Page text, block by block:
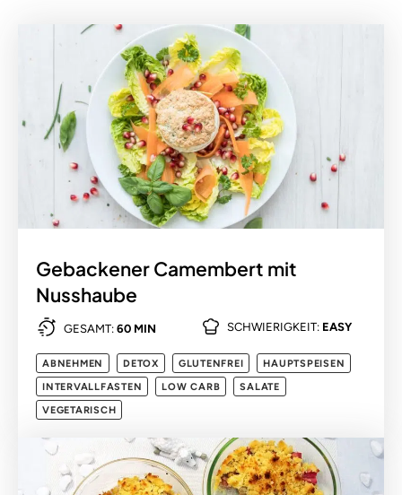
Gebackener Camembert mit
Nusshaube
GESAMT: 60 MIN SCHWIERIGKEIT: EASY
ABNEHMEN DETOX GLUTENFREI
HAUPTSPEISEN
INTERVALLFASTEN
LOW CARB
SALATE
VEGETARISCH